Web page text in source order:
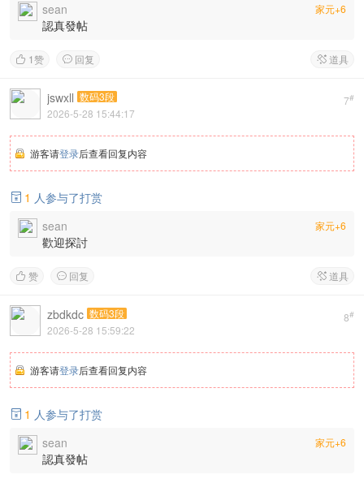
家元+6
sean
認真發帖
 1赞  回复  道具
7#
jswxll 数码3段
2026-5-28 15:44:17
游客请登录后查看回复内容
 1 人参与了打赏
家元+6
sean
歡迎探討
 赞  回复  道具
8#
zbdkdc 数码3段
2026-5-28 15:59:22
游客请登录后查看回复内容
 1 人参与了打赏
家元+6
sean
認真發帖